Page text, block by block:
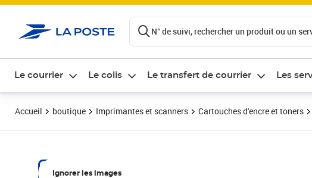
N° de suivi, rechercher un produit ou un
Le courrier Le colis Le transfert de courrier Les
Accueil boutique Imprimantes et scanners Cartouches d'encre et toners
Ignorer les images